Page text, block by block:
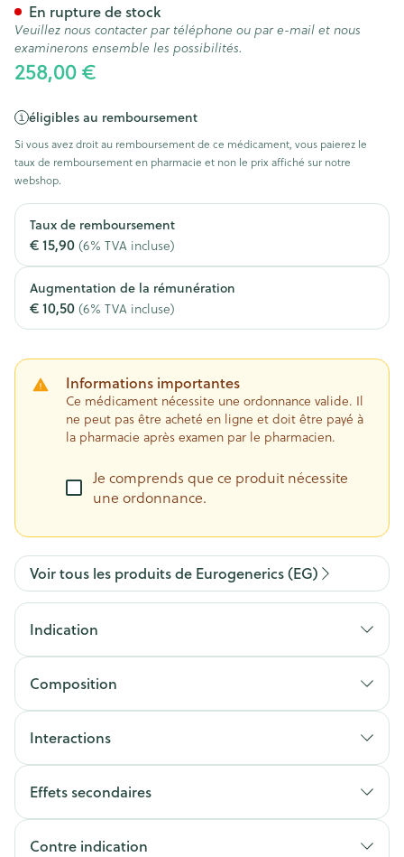
258,00 €
éligibles au remboursement
Si vous avez droit au remboursement de ce médicament, vous paierez le
taux de remboursement en pharmacie et non le prix affiché sur notre
webshop.
Taux de remboursement
€ 15,90(6% TVA incluse)
Augmentation de la rémunération
€ 10,50(6% TVA incluse)
Informations importantes
Ce médicament nécessite une ordonnance valide. Il
ne peut pas être acheté en ligne et doit être payé à
la pharmacie après examen par le pharmacien.
Je comprends que ce produit nécessite
une ordonnance.
En rupture de stock
Veuillez nous contacter par téléphone ou par e-mail et nous
examinerons ensemble les possibilités.
Voir tous les produits de Eurogenerics (EG)
Indication
Composition
Interactions
Effets secondaires
Contre indication